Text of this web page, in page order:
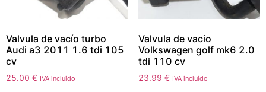
Valvula de vacío turbo
Audi a3 2011 1.6 tdi 105
cv
25.00 € IVA incluido
Valvula de vacio
Volkswagen golf mk6 2.0
tdi 110 cv
23.99 € IVA incluido